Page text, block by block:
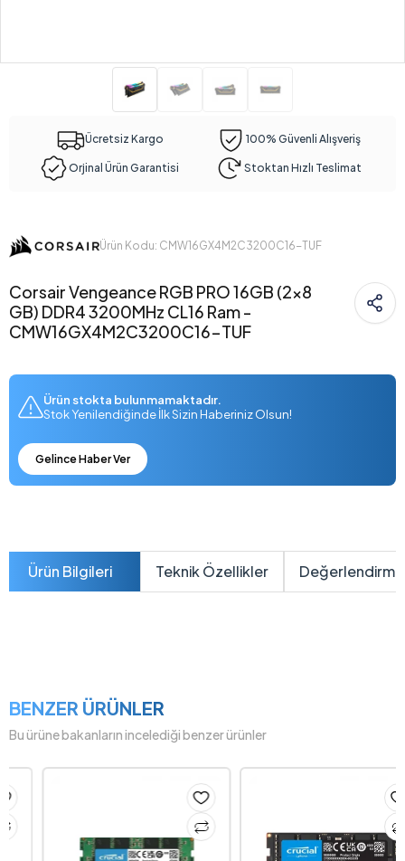
Ücretsiz Kargo 100% Güvenli Alışveriş
Orjinal Ürün Garantisi Stoktan Hızlı Teslimat
Ürün Kodu: CMW16GX4M2C3200C16-TUF
Corsair Vengeance RGB PRO 16GB (2x8
GB) DDR4 3200MHz CL16 Ram -
CMW16GX4M2C3200C16-TUF
Ürün stokta bulunmamaktadır.
Stok Yenilendiğinde İlk Sizin Haberiniz Olsun!
Gelince Haber Ver
Ürün Bilgileri Teknik Özellikler
BENZER ÜRÜNLER
Bu ürüne bakanların incelediği benzer ürünler